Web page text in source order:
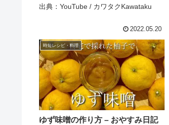
出典：YouTube / カワタクKawataku
2022.05.20
時短レシピ・料理
ゆず味噌の作り方 – おやすみ日記